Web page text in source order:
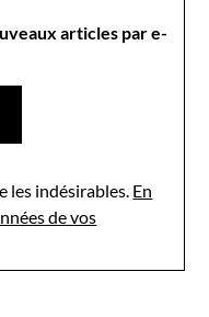
articles par e-
les indésirables. En
de vos